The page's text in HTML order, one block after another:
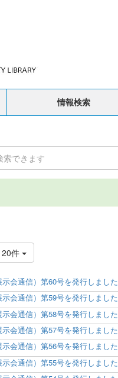
情報検索
20件
示会通信）第60号を発行しました
示会通信）第59号を発行しました
示会通信）第58号を発行しました
示会通信）第57号を発行しました
示会通信）第56号を発行しました
示会通信）第55号を発行しました